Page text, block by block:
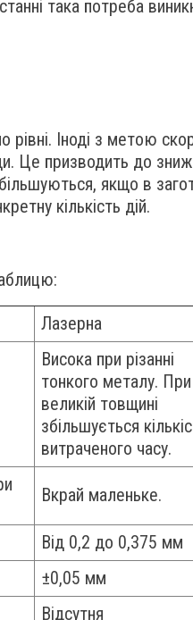
така потреба
рівні. Іноді з метою
Це призводить до
якщо в
кількість дій.
Лазерна
Висока при різанні
тонкого металу. При
великій товщині
збільшується
витраченого часу.
Вкрай маленьке.
Від 0,2 до 0,375 мм
±0,05 мм
Відсутня